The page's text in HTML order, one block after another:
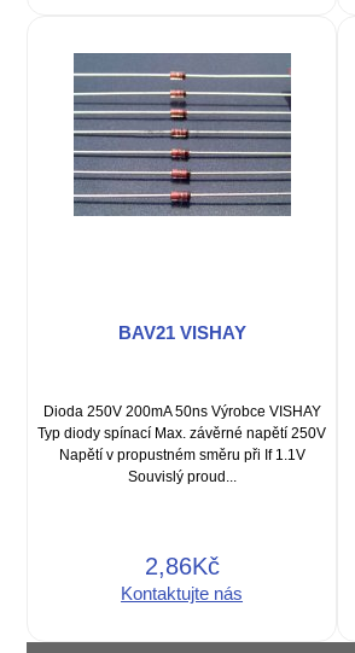
BAV21 VISHAY
Dioda 250V 200mA 50ns Výrobce VISHAY
Typ diody spínací Max. závěrné napětí 250V
Napětí v propustném směru při If 1.1V
Souvislý proud...
2,86Kč
Kontaktujte nás